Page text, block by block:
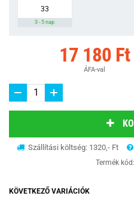
33
3 - 5 nap
17 180 Ft
ÁFA-val
Szállítási költség: 1320,- Ft
Termék kód:
KÖVETKEZŐ VARIÁCIÓK